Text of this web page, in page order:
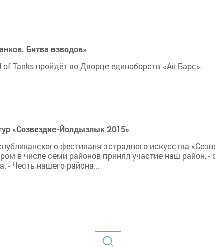
Битва взводов»
Tanks пройдёт во Дворце единоборств «Ак Барс».
«Созвездие-Йолдызлык 2015»
фестиваля эстрадного искусства
в числе семи районов принял участие наш район,
- Честь нашего района...